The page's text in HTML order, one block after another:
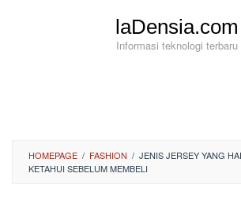
laDensia.com
Informasi teknologi terbaru
HOMEPAGE / FASHION / JENIS JERSEY YANG
KETAHUI SEBELUM MEMBELI